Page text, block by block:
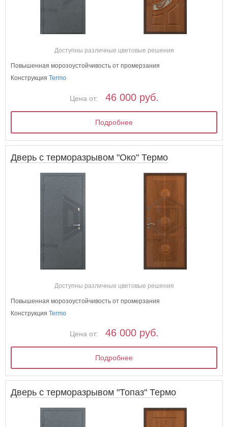
Доступны различные цветовые решения
Повышенная морозоустойчивость от промерзания
КонструкцияTermo
Цена от: 46 000 руб.
Подробнее
Дверь с терморазрывом "Око" Термо
Доступны различные цветовые решения
Повышенная морозоустойчивость от промерзания
КонструкцияTermo
Цена от: 46 000 руб.
Подробнее
Дверь с терморазрывом "Топаз" Термо